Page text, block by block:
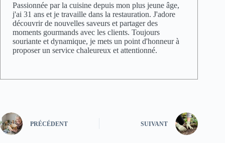
Passionnée par la cuisine depuis mon plus jeune âge,
j'ai 31 ans et je travaille dans la restauration. J'adore
découvrir de nouvelles saveurs et partager des
moments gourmands avec les clients. Toujours
souriante et dynamique, je mets un point d'honneur à
proposer un service chaleureux et attentionné.
PRÉCÉDENT SUIVANT